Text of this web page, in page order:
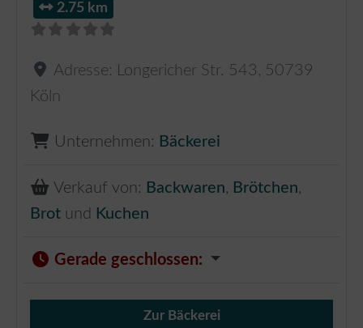
2.75 km
Adresse: Longericher Str. 543 , 50739
Köln
Unternehmen: Bäckerei
Verkauf von: Backwaren, Brötchen,
Brot und Kuchen
Gerade geschlossen:
Verkauf von Brötchen,
Zur Bäckerei